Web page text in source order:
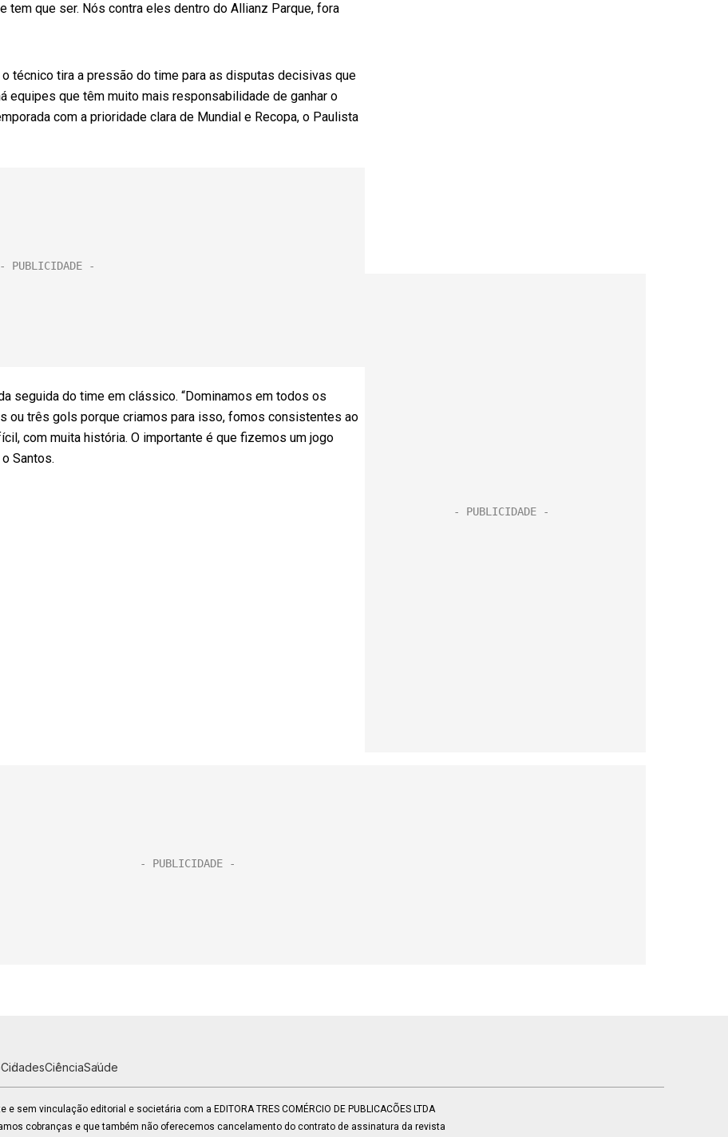
tem que ser. Nós contra eles dentro do Allianz Parque, fora
técnico tira a pressão do time para as disputas decisivas que
equipes que têm muito mais responsabilidade de ganhar o
com a prioridade clara de Mundial e Recopa, o Paulista
seguida do time em clássico. “Dominamos em todos os
ou três gols porque criamos para isso, fomos consistentes ao
com muita história. O importante é que fizemos um jogo
Santos.
CidadesCiênciaSaúde
e sem vinculação editorial e societária com a EDITORA TRES COMÉRCIO DE PUBLICACÕES LTDA
cobranças e que também não oferecemos cancelamento do contrato de assinatura da revista